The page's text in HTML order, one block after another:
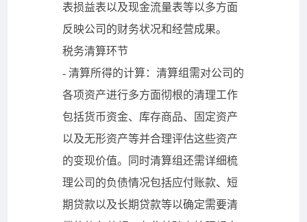
表损益表以及现金流量表等以多方面
反映公司的财务状况和经营成果。
税务清算环节
- 清算所得的计算：清算组需对公司的
各项资产进行多方面彻根的清理工作
包括货币资金、库存商品、固定资产
以及无形资产等并合理评估这些资产
的变现价值。同时清算组还需详细梳
理公司的负债情况包括应付账款、短
期贷款以及长期贷款等以确定需要清